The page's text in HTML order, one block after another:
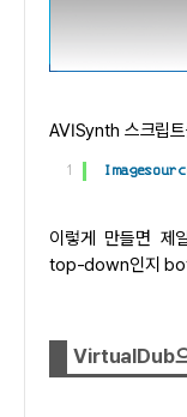
AVISynth 스크립
1
이렇게 만들면 제일 좋은 점은 생성된 AVI 파일을 열어보면
top-down인지
VirtualDub